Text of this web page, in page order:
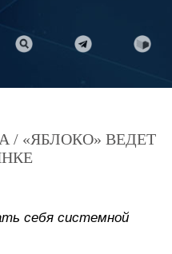
/ «ЯБЛОКО» ВЕДЕТ
себя системной